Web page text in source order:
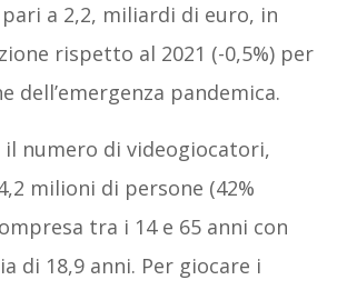
a 2,2, miliardi di euro, in
rispetto al 2021 (-0,5%) per
dell’emergenza pandemica.
il numero di videogiocatori,
milioni di persone (42%
tra i 14 e 65 anni con
di 18,9 anni. Per giocare i